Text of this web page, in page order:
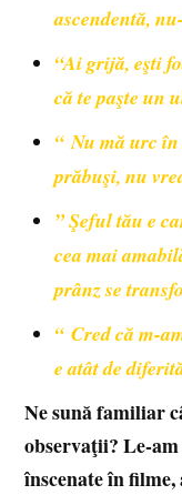
ascendentă,
“Ai grijă, eşti
că te paşte un
“ Nu mă urc în
prăbuşi, nu
” Şeful tău e
cea mai
prânz se
“ Cred că m-
e atât de
Ne sună familiar
observaţii? Le-
înscenate în